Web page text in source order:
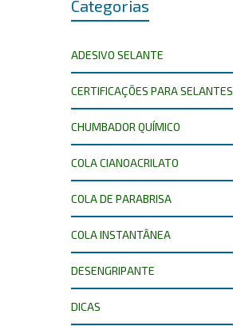
Categorias
ADESIVO SELANTE
CERTIFICAÇÕES PARA SELANTES
CHUMBADOR QUÍMICO
COLA CIANOACRILATO
COLA DE PARABRISA
COLA INSTANTÂNEA
DESENGRIPANTE
DICAS